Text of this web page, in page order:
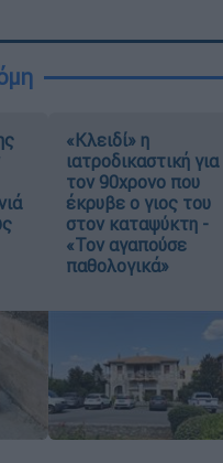
«Κλειδί» η
ιατροδικαστική για
τον 90χρονο που
έκρυβε ο γιος του
στον καταψύκτη -
«Τον αγαπούσε
παθολογικά»